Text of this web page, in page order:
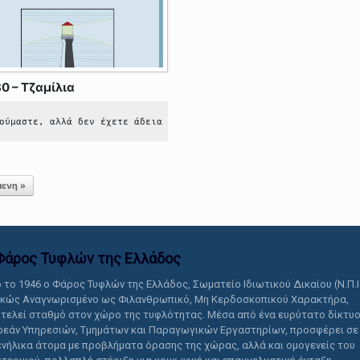
το περιεχόμενο.
– Τζαμίλια
αλλά δεν έχετε άδεια να δείτε αυτό το περιεχόμενο.
»
Τυφλών της Ελλάδoς
το 1946 ο Φάρος Τυφλών της Ελλάδος, Σωματείο Ιδιωτικού Δικαίου
Αναγνωρισμένο ως Φιλανθρωπικό, Μη Κερδοσκοπικού Χαρακτήρα,
σταθμό στον χώρο της τυφλότητας. Μέσα από ένα ευρύτατο δίκτυο
Υπηρεσιών, Τμημάτων και Παραγωγικών Εργαστηρίων, προσφέρει σε
άτομα με προβλήματα όρασης της χώρας, αλλά και ομογενείς του